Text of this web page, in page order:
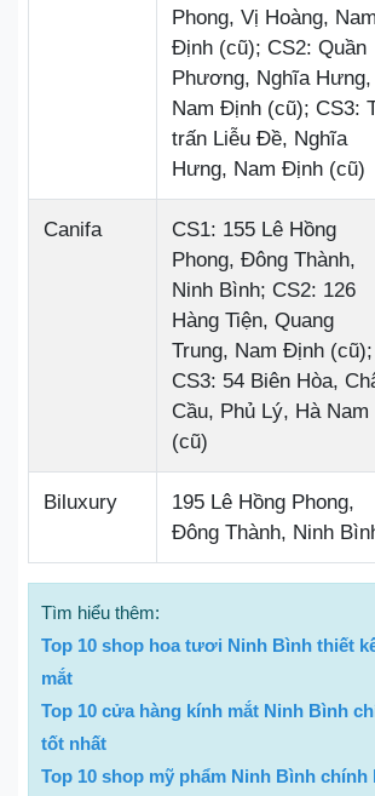
Phong, Vị Hoàng, Nam
Định (cũ); CS2: Quần
Phương, Nghĩa Hưng,
Nam Định (cũ); CS3:
trấn Liễu Đề, Nghĩa
Hưng, Nam Định (cũ)
Canifa
CS1: 155 Lê Hồng
Phong, Đông Thành,
Ninh Bình; CS2: 126
Hàng Tiện, Quang
Trung, Nam Định (cũ);
CS3: 54 Biên Hòa,
Cầu, Phủ Lý, Hà Nam
(cũ)
Biluxury
195 Lê Hồng Phong,
Đông Thành, Ninh
Tìm hiểu thêm:
Top 10 shop hoa tươi Ninh Bình thiết
mắt
Top 10 cửa hàng kính mắt Ninh Bình
tốt nhất
Top 10 shop mỹ phẩm Ninh Bình chính